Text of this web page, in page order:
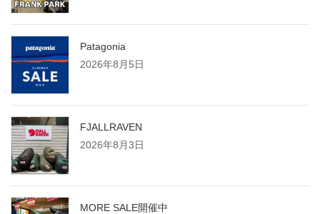
Patagonia
2026年8月5日
FJALLRAVEN
2026年8月3日
MORE SALE開催中